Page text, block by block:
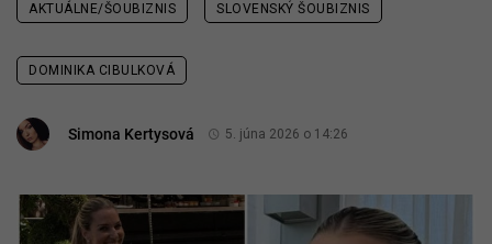
AKTUÁLNE/ŠOUBIZNIS SLOVENSKÝ ŠOUBIZNIS
DOMINIKA CIBULKOVÁ
Simona Kertysová 5. júna 2026 o 14:26